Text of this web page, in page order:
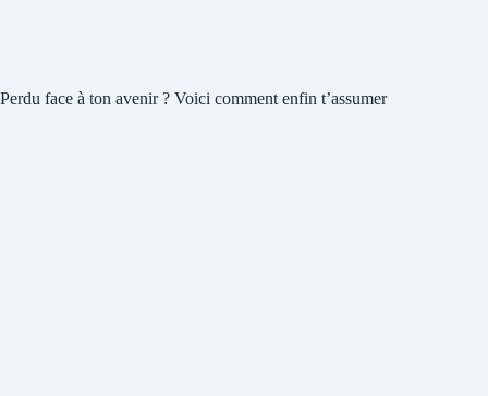
Perdu face à ton avenir ? Voici comment enfin t’assumer